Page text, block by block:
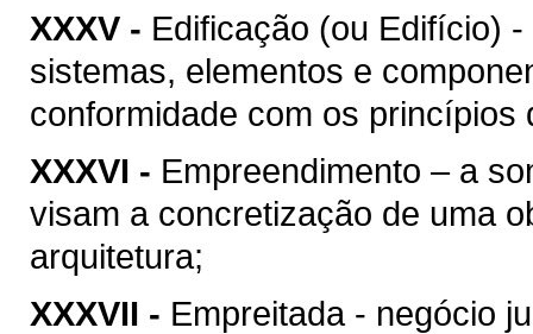
XXXV - Edificação (ou Edifício)
sistemas, elementos e
conformidade com os
XXXVI - Empreendimento – a
visam a concretização de uma
arquitetura;
XXXVII - Empreitada - negócio